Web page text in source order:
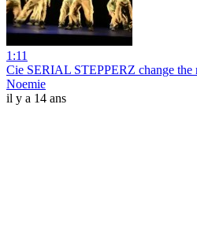
1:11
Cie SERIAL STEPPERZ change
Noemie
il y a 14 ans